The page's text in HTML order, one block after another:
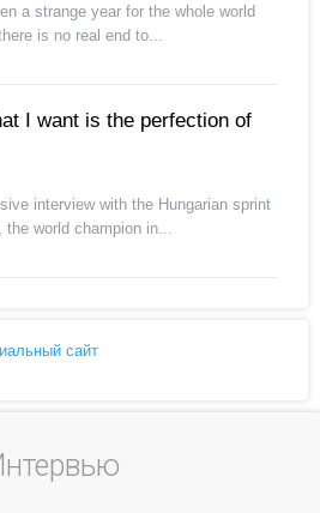
a strange year for the whole world
is no real end to...
I want is the perfection of
interview with the Hungarian sprint
world champion in...
сайт